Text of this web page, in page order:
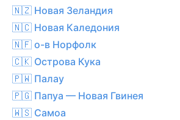
🇳🇿 Новая Зеландия
🇳🇨 Новая Каледония
🇳🇫 о-в Норфолк
🇨🇰 Острова Кука
🇵🇼 Палау
🇵🇬 Папуа — Новая Гвинея
🇼🇸 Самоа